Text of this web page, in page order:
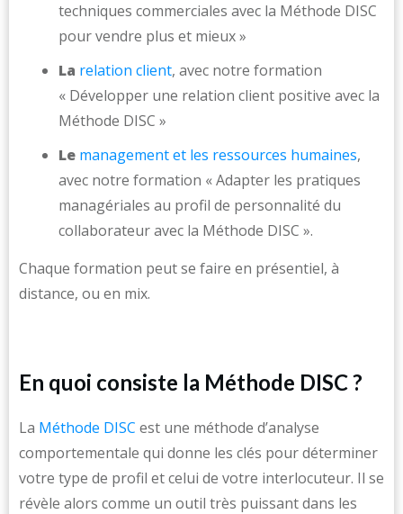
techniques commerciales avec la Méthode DISC
pour vendre plus et mieux »
La relation client, avec notre formation
« Développer une relation client positive avec la
Méthode DISC »
Le management et les ressources humaines,
avec notre formation « Adapter les pratiques
managériales au profil de personnalité du
collaborateur avec la Méthode DISC ».
Chaque formation peut se faire en présentiel, à
distance, ou en mix.
En quoi consiste la Méthode DISC ?
La Méthode DISC est une méthode d’analyse
comportementale qui donne les clés pour déterminer
votre type de profil et celui de votre interlocuteur. Il se
révèle alors comme un outil très puissant dans les